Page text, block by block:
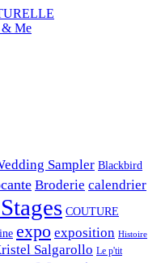
& Me
Sampler Blackbird
Broderie calendrier
COUTURE
expo exposition Histoire
Salgarollo Le p'tit